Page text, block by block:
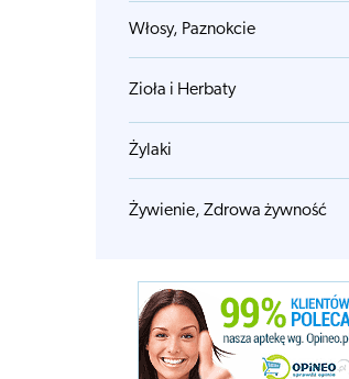
Włosy, Paznokcie
Zioła i Herbaty
Żylaki
Żywienie, Zdrowa żywność